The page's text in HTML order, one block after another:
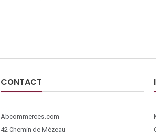
CONTACT
Abcommerces.com
42 Chemin de Mézeau